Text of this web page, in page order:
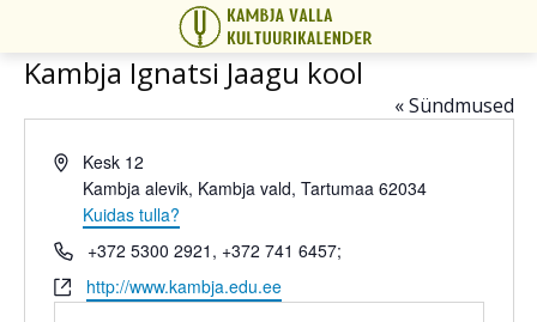
Kambja Ignatsi Jaagu kool
« Sündmused
AddressKesk 12
Kambja alevik, Kambja vald, Tartumaa 62034
Kuidas tulla?
Phone+372 5300 2921, +372 741 6457;
veebhttp://www.kambja.edu.ee